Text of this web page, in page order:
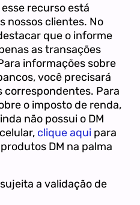
recurso está
nossos clientes. No
que o informe
as transações
informações sobre
você precisará
correspondentes. Para
o imposto de renda,
não possui o DM
clique aqui para
DM na palma
a validação de